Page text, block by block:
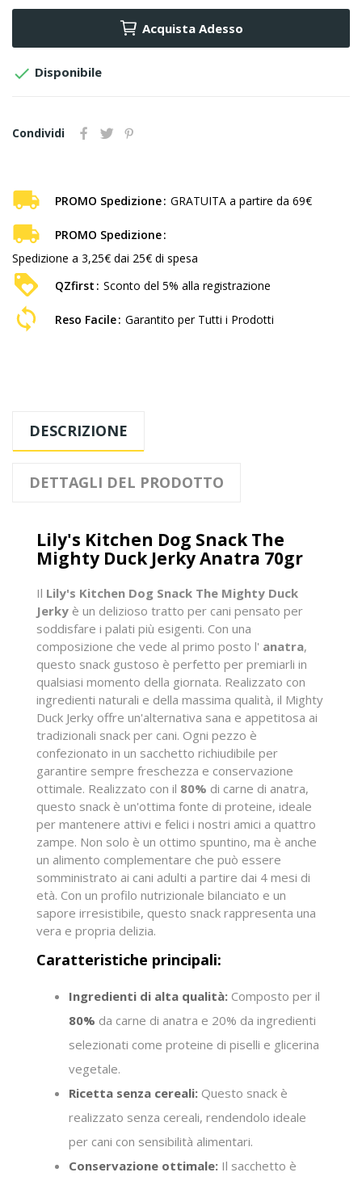
Acquista Adesso
 Disponibile
Condividi
PROMO Spedizione GRATUITA a partire da 69€
PROMO Spedizione
Spedizione a 3,25€ dai 25€ di spesa
QZfirst
Sconto del 5% alla registrazione
Reso Facile Garantito per Tutti i Prodotti
DESCRIZIONE
DETTAGLI DEL PRODOTTO
Lily's Kitchen Dog Snack The
Mighty Duck Jerky Anatra 70gr
Il Lily's Kitchen Dog Snack The Mighty Duck
Jerky è un delizioso tratto per cani pensato per
soddisfare i palati più esigenti. Con una
composizione che vede al primo posto l' anatra,
questo snack gustoso è perfetto per premiarli in
qualsiasi momento della giornata. Realizzato con
ingredienti naturali e della massima qualità, il Mighty
Duck Jerky offre un'alternativa sana e appetitosa ai
tradizionali snack per cani. Ogni pezzo è
confezionato in un sacchetto richiudibile per
garantire sempre freschezza e conservazione
ottimale. Realizzato con il 80% di carne di anatra,
questo snack è un'ottima fonte di proteine, ideale
per mantenere attivi e felici i nostri amici a quattro
zampe. Non solo è un ottimo spuntino, ma è anche
un alimento complementare che può essere
somministrato ai cani adulti a partire dai 4 mesi di
età. Con un profilo nutrizionale bilanciato e un
sapore irresistibile, questo snack rappresenta una
vera e propria delizia.
Caratteristiche principali:
Ingredienti di alta qualità: Composto per il
80% da carne di anatra e 20% da ingredienti
selezionati come proteine di piselli e glicerina
vegetale.
Ricetta senza cereali: Questo snack è
realizzato senza cereali, rendendolo ideale
per cani con sensibilità alimentari.
Conservazione ottimale: Il sacchetto è